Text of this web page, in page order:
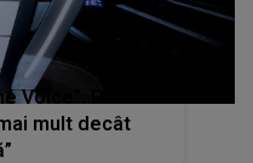
Voice”. Prima
mult decât